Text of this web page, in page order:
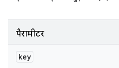
पैरामीटर
key